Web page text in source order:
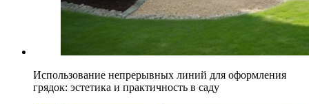
Использование непрерывных линий для оформления
грядок: эстетика и практичность в саду